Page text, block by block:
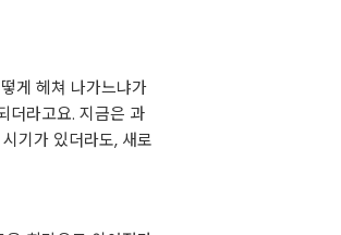
게 헤쳐 나가느냐가
더라고요. 지금은 과
기가 있더라도, 새로